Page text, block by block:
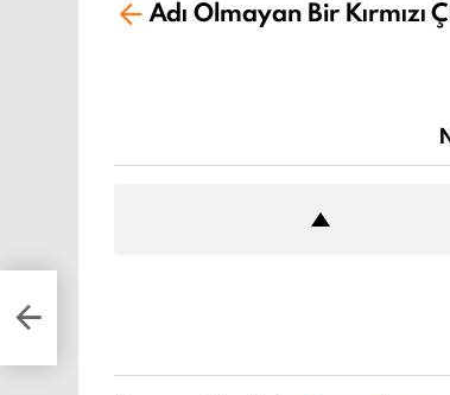
fazlaAdı Olmayan Bir Kırmızı